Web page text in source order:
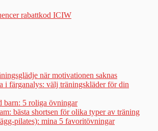
när motivationen saknas
i färganalys: välj träningskläder för din
barn: 5 roliga övningar
bästa shortsen för olika typer av träning
pilates): mina 5 favoritövningar